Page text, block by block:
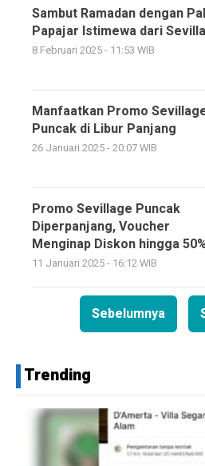
Sambut Ramadan dengan
Papajar Istimewa dari
8 Februari 2025 - 11:53 WIB
Manfaatkan Promo
Puncak di Libur Panjang
26 Januari 2025 - 20:07 WIB
Promo Sevillage Puncak
Diperpanjang, Voucher
Menginap Diskon hingga
11 Januari 2025 - 16:12 WIB
Sebelumnya
Trending